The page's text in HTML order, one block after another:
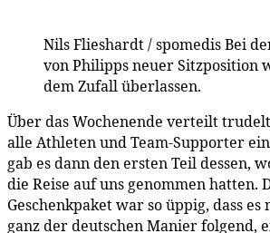
Nils Flieshardt / spomedisBei
von Philipps neuer Sitzposition
dem Zufall überlassen.
Über das Wochenende verteilt
alle Athleten und Team-Supporter
gab es dann den ersten Teil dessen,
die Reise auf uns genommen hatten.
Geschenkpaket war so üppig, dass
ganz der deutschen Manier folgend,